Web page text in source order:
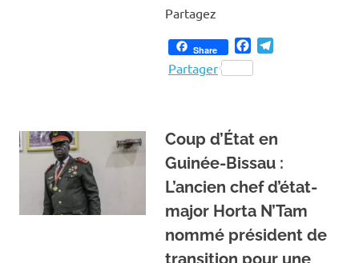
Partagez
Share Facebook
Partager
Coup d’État en
Guinée-Bissau :
L’ancien chef d’état-
major Horta N’Tam
nommé président de
transition pour une